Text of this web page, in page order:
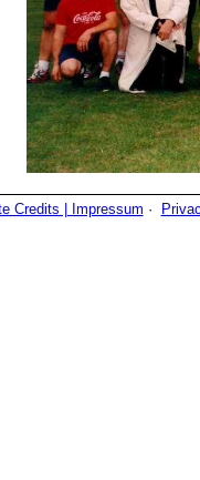
Credits | Impressum ·